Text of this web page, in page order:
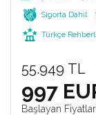
Sigorta Dahil
Türkçe Rehberli
55.949 TL
997
Başlayan